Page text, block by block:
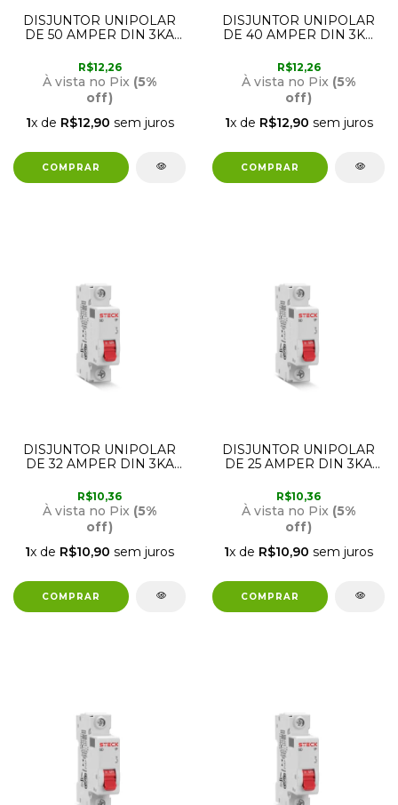
DISJUNTOR UNIPOLAR
DE 50 AMPER DIN 3KA
R$12,26
À vista no Pix (5%
off)
1x de R$12,90 sem juros
DISJUNTOR UNIPOLAR
DE 40 AMPER DIN 3KA
R$12,26
À vista no Pix (5%
off)
1x de R$12,90 sem juros
DISJUNTOR UNIPOLAR
DE 32 AMPER DIN 3KA
R$10,36
À vista no Pix (5%
off)
1x de R$10,90 sem juros
DISJUNTOR UNIPOLAR
DE 25 AMPER DIN 3KA
R$10,36
À vista no Pix (5%
off)
1x de R$10,90 sem juros